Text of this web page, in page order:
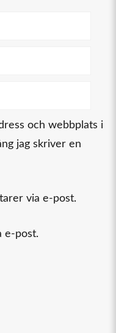
och webbplats i
jag skriver en
via e-post.
e-post.